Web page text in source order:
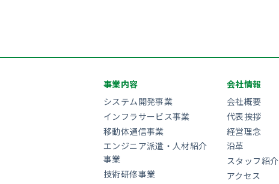
事業内容
システム開発事業
インフラサービス事業
移動体通信事業
エンジニア派遣・人材紹介
事業
技術研修事業
会社情報
会社概要
代表挨拶
経営理念
沿革
スタッフ紹介
アクセス